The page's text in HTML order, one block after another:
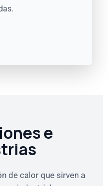
e
de calor que sirven a